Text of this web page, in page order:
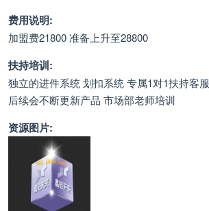
费用说明:
加盟费21800 准备上升至28800
扶持培训:
独立的进件系统 划扣系统 专属1对1扶持客
后续会不断更新产品 市场部老师培训
资源图片: